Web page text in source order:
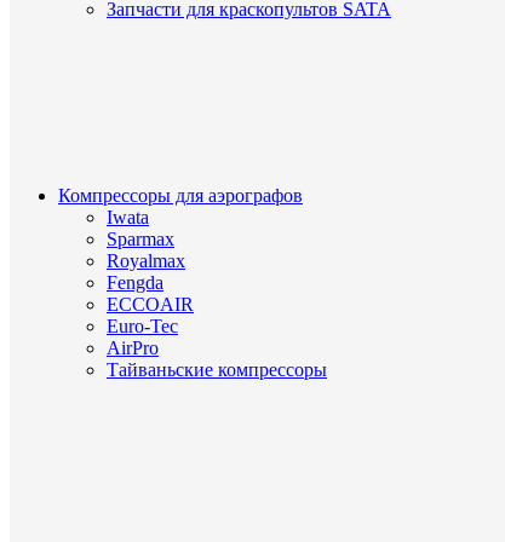
Запчасти для краскопультов SATA
Компрессоры для аэрографов
Iwata
Sparmax
Royalmax
Fengda
ECCOAIR
Euro-Tec
AirPro
Тайваньские компрессоры